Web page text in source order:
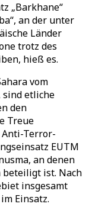
„Barkhane“
an der unter
Länder
trotz des
hieß es.
vom
sind etliche
den
Treue
Terror-
EUTM
an denen
beteiligt ist. Nach
insgesamt
Einsatz.